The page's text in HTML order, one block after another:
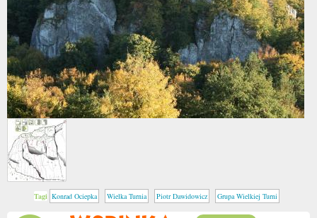
Tagi Konrad Ociepka Wielka Turnia Piotr Dawidowicz Grupa Wielkiej Turni